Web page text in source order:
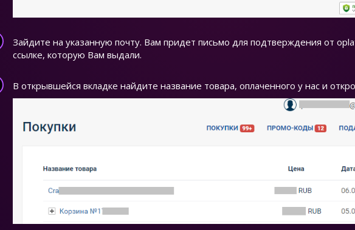
Зайдите на указанную почту. Вам придет письмо для подтверждения от
ссылке, которую Вам выдали.
В открывшейся вкладке найдите название товара, оплаченного у нас и